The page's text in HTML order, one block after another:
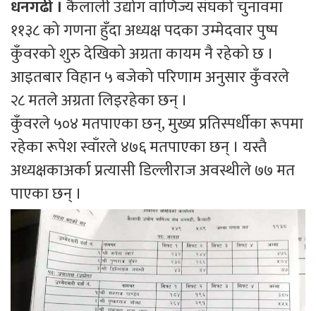
धनगढी । कैलाली उद्योग वाणिज्य संघको चुनावमा
११३८ को गणना हुँदा अध्यक्ष पदका उम्मेदवार पुष्प
कुँवरको शुरु देखिको अग्रता कायम नै रहेको छ ।
आइतबार विहान ५ बजेको परिणाम अनुसार कुँवरले
२८ मतले अग्रता लिइरहेका छन् ।
कुँवरले ५०४ मतपाएका छन्, मुख्य प्रतिस्पर्धीका रूपमा
रहेका रूपेश स्वाँरले ४७६ मतपाएका छन् । यस्तै
अध्यक्षकाअर्का प्रत्यासी डिल्लीराज अवस्थीले ७७ मत
पाएका छन् ।